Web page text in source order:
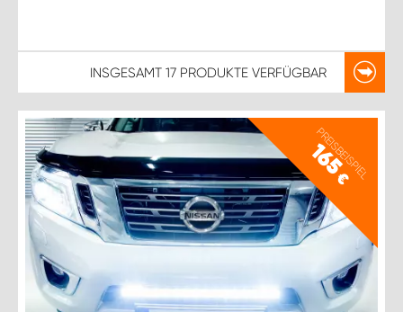
INSGESAMT 17 PRODUKTE VERFÜGBAR
PREISBEISPIEL
165
€